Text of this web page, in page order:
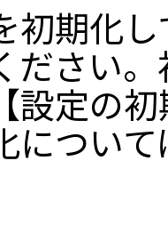
初期化
ださい
設定の
につい